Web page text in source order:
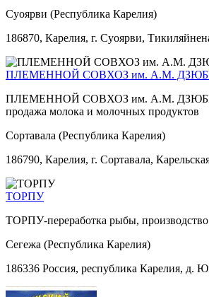
Суоярви (Республика Карелия)
186870, Карелия, г. Суоярви,
ПЛЕМЕННОЙ СОВХОЗ им. А.М.
ПЛЕМЕННОЙ СОВХОЗ им. А.М.
продажа молока и молочных продуктов
Сортавала (Республика Карелия)
186790, Карелия, г. Сортавала,
ТОРПУ
ТОРПУ-переработка рыбы,
Сегежа (Республика Карелия)
186336 Россия, республика Карелия, д.